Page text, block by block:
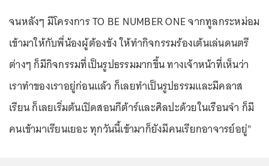
จนหลังๆ มีโครงการ TO BE NUMBER ONE จากทูลกระหม่อม
เข้ามาให้กับพี่น้องผู้ต้องขัง ให้ทำกิจกรรมร้องเต้นเล่นดนตรี
ต่างๆ ก็มีกิจกรรมที่เป็นรูปธรรมมากขึ้น ทางเจ้าหน้าที่เห็นว่า
เราทำของเราอยู่ก่อนแล้ว ก็เลยทำเป็นรูปธรรมและมีคลาส
เรียน ก็เลยเริ่มต้นเปิดสอนกีต้าร์และศิลปะด้วยในเรือนจำ ก็มี
คนเข้ามาเรียนเยอะ ทุกวันนี้เข้ามาก็ยังมีคนเรียกอาจารย์อยู่"